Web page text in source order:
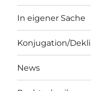
In eigener Sache
Konjugation/
News